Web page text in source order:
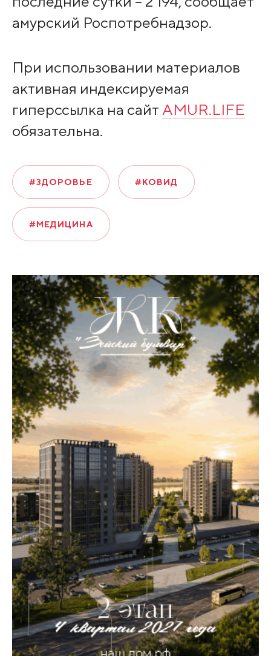
амурский Роспотребнадзор.
При использовании материалов
активная индексируемая
гиперссылка на сайт AMUR.LIFE
обязательна.
#ЗДОРОВЬЕ #КОВИД
#МЕДИЦИНА